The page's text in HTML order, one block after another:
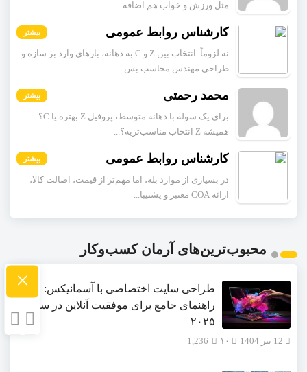
مثل ورزش و خواب هم اضافه...
کارشناس روابط عمومی بیشتر
نه لزوماً. انتخاب بین Z و C به دهانه، بارهای وارد بر سازه و
طراحی مهندس محاسب بس...
محمد رحمتی بیشتر
برای یک سوله با دهانه متوسط، پروفیل Z بهتره یا C؟
همیشه Z انتخاب مناسب‌تریه؟...
کارشناس روابط عمومی بیشتر
در بسیاری از موارد بله، اما مهم‌تر از قیمت، اصالت کالا،
ارائه COA معتبر و پشتیبا...
محبوب‌ترین‌های آرمان کسب‌وکار
طراحی سایت اختصاصی با آسمانیکس:
راهنمای جامع برای موفقیت آنلاین در سال
۲۰۲۵
12 تیر 1404 1,236
×